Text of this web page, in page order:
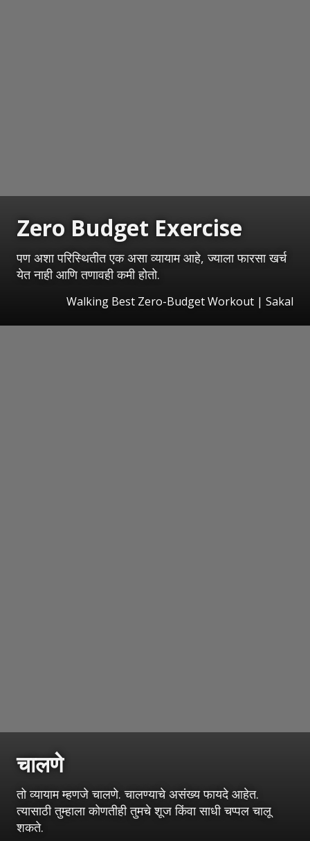
Zero Budget Exercise
पण अशा परिस्थितीत एक असा व्यायाम आहे, ज्याला फारसा खर्च
येत नाही आणि तणावही कमी होतो.
Walking Best Zero-Budget Workout | Sakal
चालणे
तो व्यायाम म्हणजे चालणे. चालण्याचे असंख्य फायदे आहेत.
त्यासाठी तुम्हाला कोणतीही तुमचे शूज किंवा साधी चप्पल चालू
शकते.